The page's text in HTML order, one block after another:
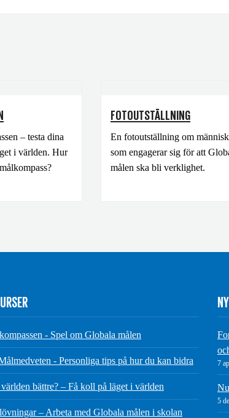
– testa dina
i världen. Hur
FOTOUTSTÄLLNING
En fotoutställning om
som engagerar sig för att
målen ska bli verklighet.
- Spel om Globala målen
- Personliga tips på hur du kan bidra
bättre? – Få koll på läget i världen
– Arbeta med Globala målen i skolan
7
5